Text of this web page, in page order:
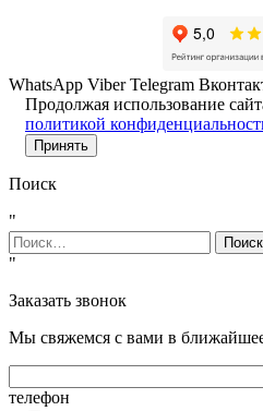
WhatsApp Viber Telegram
Продолжая использование
политикой
Принять
Поиск
"
Найти:
"
Заказать звонок
Мы свяжемся с вами в
телефон